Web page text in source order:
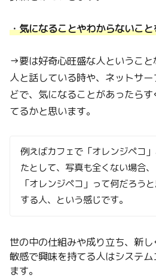
・気になることやわからないこ
→要は好奇心旺盛な人ということ
人と話している時や、ネットサ
どで、気になることがあったら
てるかと思います。
例えばカフェで「オレンジペコ
たとして、写真も全くない場合、
「オレンジペコ」って何だろう
する人、という感じです。
世の中の仕組みや成り立ち、新
敏感で興味を持てる人はシステ
ます。